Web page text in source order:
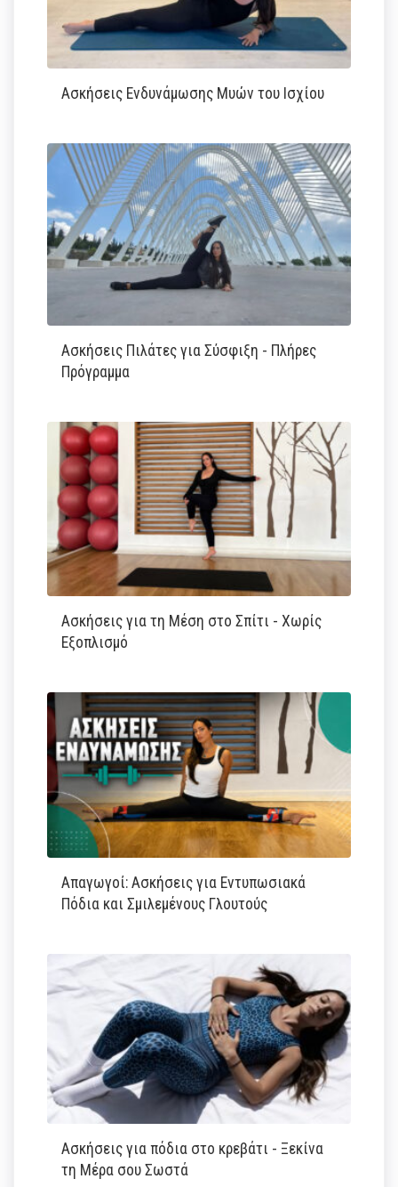
Ασκήσεις Ενδυνάμωσης Μυών του Ισχίου
Ασκήσεις Πιλάτες για Σύσφιξη - Πλήρες
Πρόγραμμα
Ασκήσεις για τη Μέση στο Σπίτι - Χωρίς
Εξοπλισμό
Απαγωγοί: Ασκήσεις για Εντυπωσιακά
Πόδια και Σμιλεμένους Γλουτούς
Ασκήσεις για πόδια στο κρεβάτι - Ξεκίνα
τη Μέρα σου Σωστά